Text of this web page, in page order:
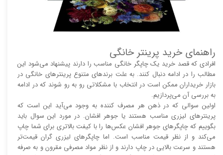
راهنمای خرید پرینتر خانگی
افرادی که قصد خرید یک چاپگر خانگی مناسب را دارند پیشنهاد می‌شود این
مطالب را در ادامه دنبال کنند. به علت برند‌های متنوع پرینتر‌های خانگی در
بازار خریداران ممکن است در انتخاب با مشکلاتی رو به رو شوند که در ادامه
به بررسی آن می‌پردازیم.
اولین سوالی که در ذهن هر مصرف کننده به وجود می‌آید این است که
پرینتر‌های لیزری مناسب هستند یا جوهر افشان. در مورد این سوال باید
بگوییم که چاپگر‌های جوهر افشان عکس‌ها را با کیفت بالا‌‌‌تری برای شما چاپ
می‌کند و از نظر قیمت مناسب است. اما چاپگر‌های لیزری گران قیمت‌تر
هستند و سرعت بالایی در چاپ دارند و از نظر مواد مصرفی مقرون و به صرفه